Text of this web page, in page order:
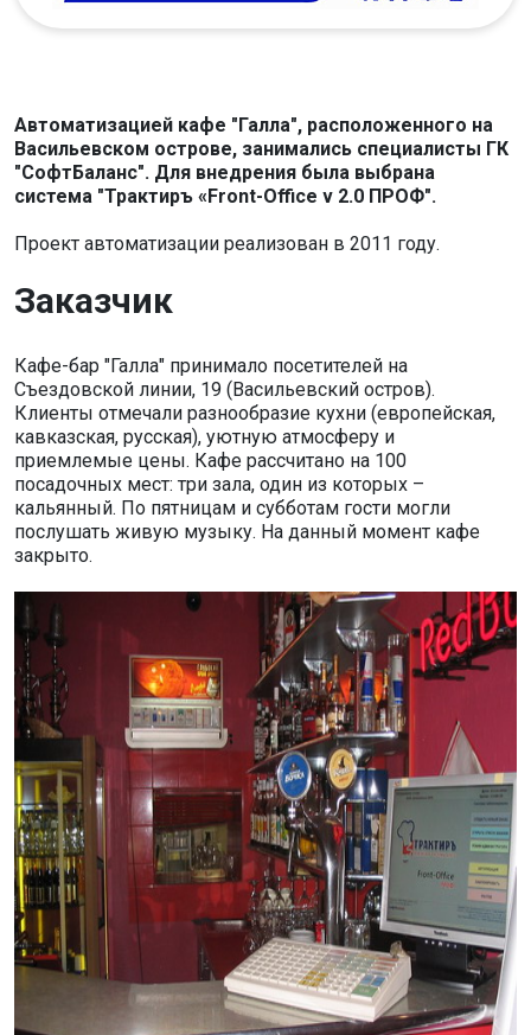
Автоматизацией кафе "Галла", расположенного на
Васильевском острове, занимались специалисты ГК
"СофтБаланс". Для внедрения была выбрана
система "Трактиръ «Front-Office v 2.0 ПРОФ".
Проект автоматизации реализован в 2011 году.
Заказчик
Кафе-бар "Галла" принимало посетителей на
Съездовской линии, 19 (Васильевский остров).
Клиенты отмечали разнообразие кухни (европейская,
кавказская, русская), уютную атмосферу и
приемлемые цены. Кафе рассчитано на 100
посадочных мест: три зала, один из которых –
кальянный. По пятницам и субботам гости могли
послушать живую музыку. На данный момент кафе
закрыто.